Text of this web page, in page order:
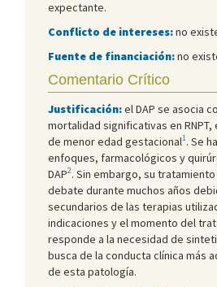
expectante.
Conflicto de intereses:no
Fuente de financiación:no
Comentario Crítico
Justificación:el DAP se asocia
mortalidad significativas en
de menor edad gestacional1. Se
enfoques, farmacológicos y
DAP2. Sin embargo, su
debate durante muchos años
secundarios de las terapias
indicaciones y el momento del
responde a la necesidad de
busca de la conducta clínica más
de esta patología.